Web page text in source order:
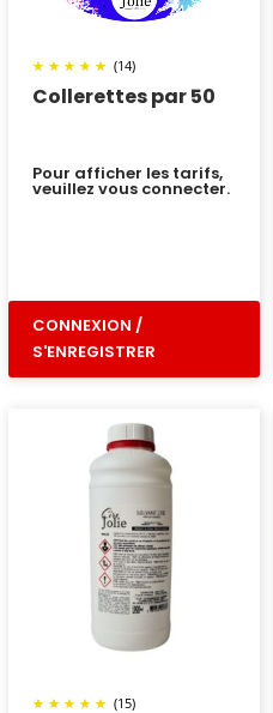
Collerettes par 50
(14)
Pour afficher les tarifs,
veuillez vous connecter.
CONNEXION /
S'ENREGISTRER
(15)